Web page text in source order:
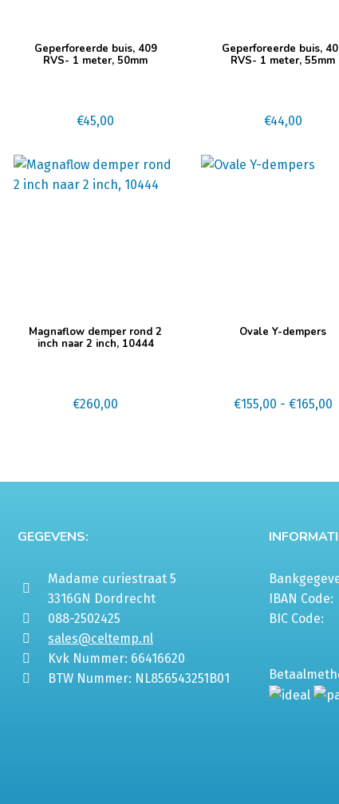
Geperforeerde buis, 409
RVS- 1 meter, 50mm
€45,00
Geperforeerde buis,
RVS- 1 meter, 55mm
€44,00
Magnaflow demper rond 2
inch naar 2 inch, 10444
€260,00
variaties.
gekozen
Ovale Y-dempers
€155,00 - €165,00
GEGEVENS:
Madame curiestraat 5
3316GN Dordrecht
088-2502425
sales@celtemp.nl
Kvk Nummer: 66416620
BTW Nummer: NL856543251B01
IBAN Code:
BIC Code: